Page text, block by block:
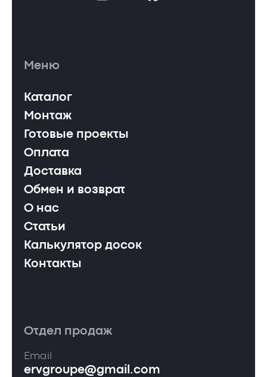
Меню
Каталог
Монтаж
Готовые проекты
Оплата
Доставка
Обмен и возврат
О нас
Статьи
Калькулятор досок
Контакты
Отдел продаж
Email
ervgroupe@gmail.com